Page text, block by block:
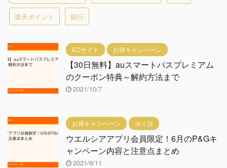
楽天ポイント 銀行
ECサイト お得キャンペーン
【30日無料】auスマートパスプレミアム
のクーポン特典～解約方法まで
2021/10/7
お得キャンペーン ポイ活
ウエルシアアプリ会員限定！6月のP&Gキ
ャンペーン内容と注意点まとめ
2021/6/11